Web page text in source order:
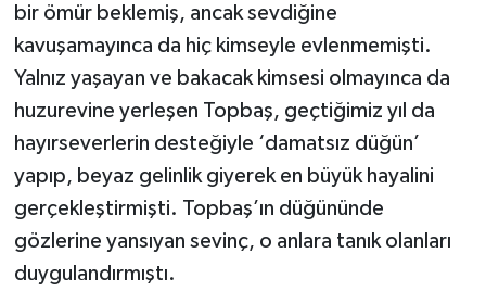
bir ömür beklemiş, ancak sevdiğine
kavuşamayınca da hiç kimseyle evlenmemişti.
Yalnız yaşayan ve bakacak kimsesi olmayınca da
huzurevine yerleşen Topbaş, geçtiğimiz yıl da
hayırseverlerin desteğiyle ‘damatsız düğün’
yapıp, beyaz gelinlik giyerek en büyük hayalini
gerçekleştirmişti. Topbaş’ın düğününde
gözlerine yansıyan sevinç, o anlara tanık olanları
duygulandırmıştı.